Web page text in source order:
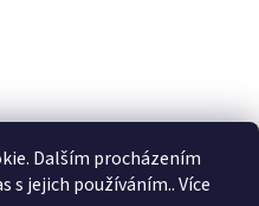
Dalším procházením
s jejich používáním.. Více